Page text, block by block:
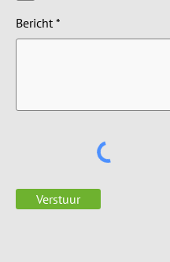
Bericht
Verstuur